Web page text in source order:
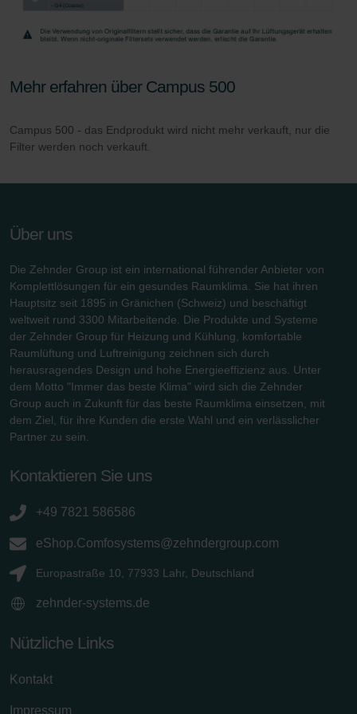
Zehnder Group Deutschland GmbH
Mehr erfahren über Campus 500
Campus 500 - das Endprodukt wird nicht mehr verkauft, nur die
Filter werden noch verkauft.
Über uns
Die Zehnder Group ist ein international führender Anbieter von
Komplettlösungen für ein gesundes Raumklima. Sie hat ihren
Hauptsitz seit 1895 in Gränichen (Schweiz) und beschäftigt
weltweit rund 3300 Mitarbeitende. Die Produkte und Systeme
der Zehnder Group für Heizung und Kühlung, komfortable
Raumlüftung und Luftreinigung zeichnen sich durch
herausragendes Design und hohe Energieeffizienz aus. Unter
dem Motto "Immer das beste Klima" wird sich die Zehnder
Group auch in Zukunft für das beste Raumklima einsetzen, mit
dem Ziel, für ihre Kunden die erste Wahl und ein verlässlicher
Partner zu sein.
Kontaktieren Sie uns
+49 7821 586586
eShop.Comfosystems@zehndergroup.com
Europastraße 10, 77933 Lahr, Deutschland
zehnder-systems.de
Nützliche Links
Kontakt
Impressum